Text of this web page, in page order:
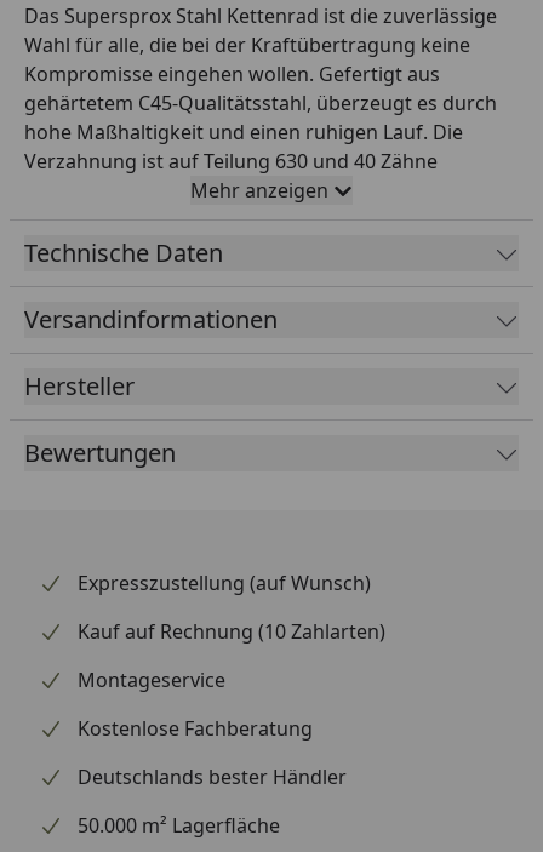
Das Supersprox Stahl Kettenrad ist die zuverlässige
Wahl für alle, die bei der Kraftübertragung keine
Kompromisse eingehen wollen. Gefertigt aus
gehärtetem C45-Qualitätsstahl, überzeugt es durch
hohe Maßhaltigkeit und einen ruhigen Lauf. Die
Verzahnung ist auf Teilung 630 und 40 Zähne
ausgelegt und passt damit exakt zur entsprechenden
Kette. Mit einem Innendurchmesser von 80,0 mm und
einem Lochkreis von 104,0 mm (6-Loch) montierst du
ist in der Farbe Schwarz ansprechend gestaltet und
wertet die Optik deines Hinterrads spürbar auf. Dank
ohne Einbußen bei der Haltbarkeit. Supersprox zählt
weltweit zu den renommiertesten Marken für
Kettenräder und beliefert auch den Rennsport.
Mehr anzeigen
Technische Daten
Versandinformationen
Hersteller
Bewertungen
Expresszustellung (auf Wunsch)
Kauf auf Rechnung (10 Zahlarten)
Montageservice
Kostenlose Fachberatung
Deutschlands bester Händler
50.000 m² Lagerfläche